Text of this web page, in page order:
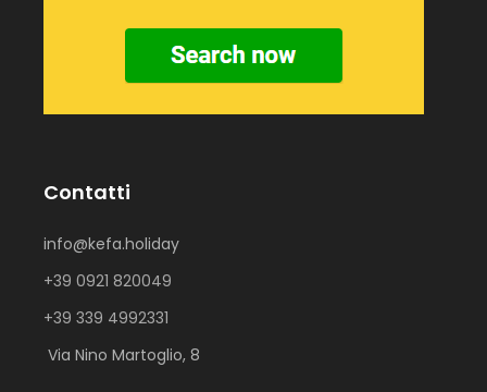
Contatti
info@kefa.holiday
+39 0921 820049
+39 339 4992331
Via Nino Martoglio, 8